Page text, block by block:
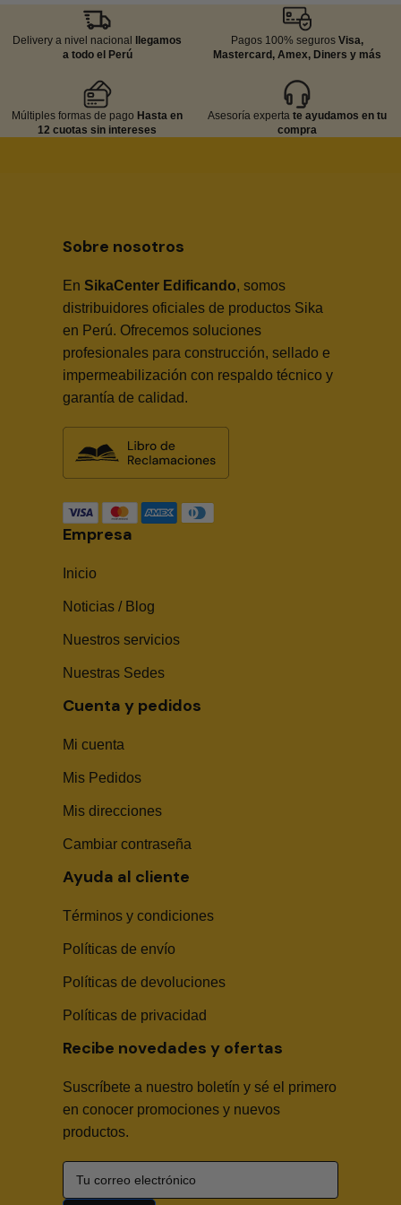
Delivery a nivel nacional llegamos
a todo el Perú
Múltiples formas de pago Hasta en
12 cuotas sin intereses
Pagos 100% seguros Visa,
Mastercard, Amex, Diners y más
Asesoría experta te ayudamos en tu
compra
Sobre nosotros
En SikaCenter Edificando, somos
distribuidores oficiales de productos Sika
en Perú. Ofrecemos soluciones
profesionales para construcción, sellado e
impermeabilización con respaldo técnico y
garantía de calidad.
Empresa
Inicio
Noticias / Blog
Nuestros servicios
Nuestras Sedes
Cuenta y pedidos
Mi cuenta
Mis Pedidos
Mis direcciones
Cambiar contraseña
Ayuda al cliente
Términos y condiciones
Políticas de envío
Políticas de devoluciones
Políticas de privacidad
Recibe novedades y ofertas
Suscríbete a nuestro boletín y sé el primero
en conocer promociones y nuevos
productos.
Sika Center AI
🤖
¿Necesitas asesoría técnica, fichas en PDF o buscas
algún producto?